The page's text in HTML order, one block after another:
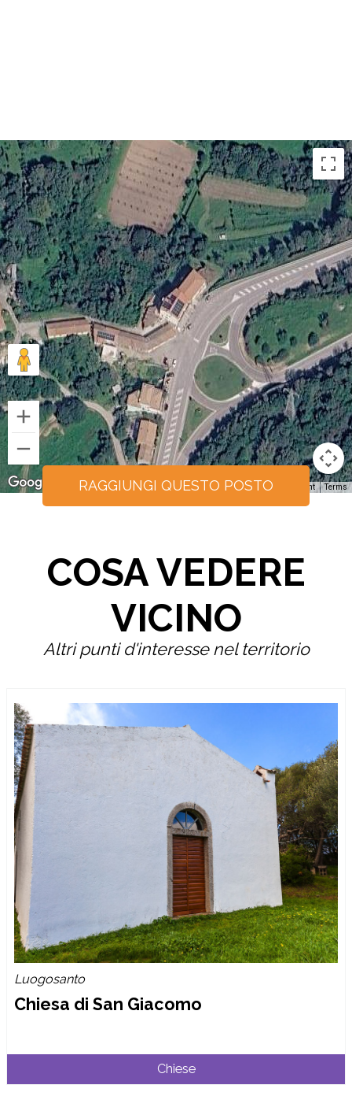
Keyboard shortcuts Image may be subject to copyright Terms
RAGGIUNGI QUESTO POSTO
COSA VEDERE
VICINO
Altri punti d'interesse nel territorio
Luogosanto
Chiesa di San Giacomo
Chiese